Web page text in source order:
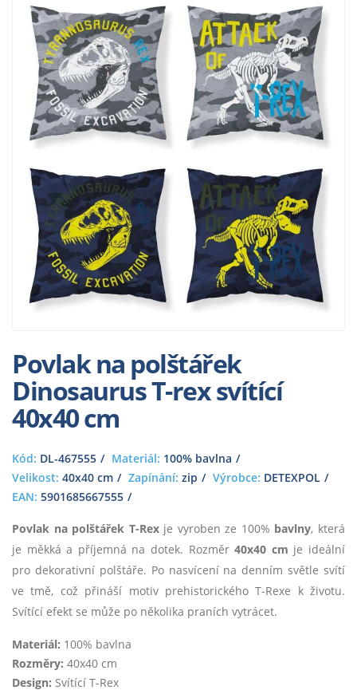
Povlak na polštářek
Dinosaurus T-rex svítící
40x40 cm
Kód: DL-467555 Materiál: 100% bavlna
Velikost: 40x40 cm Zapínání: zip Výrobce: DETEXPOL
EAN: 5901685667555
Povlak na polštářek T-Rexje vyroben ze 100% bavlny, která
je měkká a příjemná na dotek. Rozměr40x40 cm je ideální
pro dekorativní polštáře. Po nasvícení na denním světle svítí
ve tmě, což přináší motiv prehistorického T-Rexe k životu.
Svítící efekt se může po několika praních vytrácet.
Materiál: 100% bavlna
Rozměry: 40x40 cm
Design: Svítící T-Rex